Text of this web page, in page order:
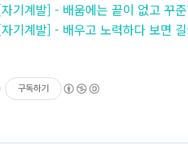
기계발] - 배움에는 끝이 없고 꾸준
기계발] - 배우고 노력하다 보면
구독하기